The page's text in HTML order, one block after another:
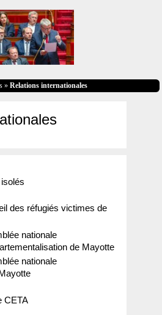
» Relations internationales
des réfugiés victimes de
nationale
de Mayotte
nationale
CETA